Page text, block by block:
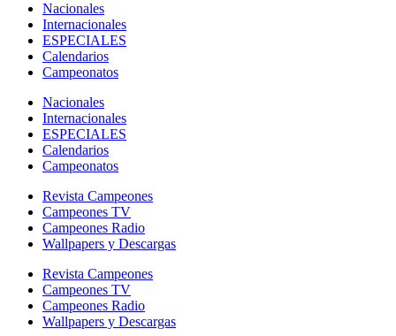
Nacionales
Internacionales
ESPECIALES
Calendarios
Campeonatos
Nacionales
Internacionales
ESPECIALES
Calendarios
Campeonatos
Revista Campeones
Campeones TV
Campeones Radio
Wallpapers y Descargas
Revista Campeones
Campeones TV
Campeones Radio
Wallpapers y Descargas